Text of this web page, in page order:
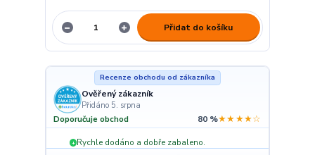
Přidat do košíku
Recenze obchodu od zákazníka
Ověřený zákazník
Přidáno 5. srpna
Doporučuje obchod 80 %★★★★☆
+ Rychle dodáno a dobře zabaleno.